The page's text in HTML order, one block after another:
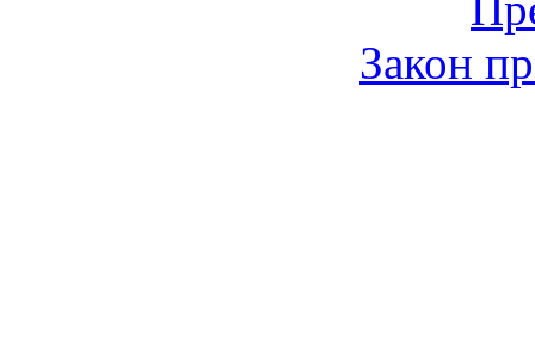
Закон